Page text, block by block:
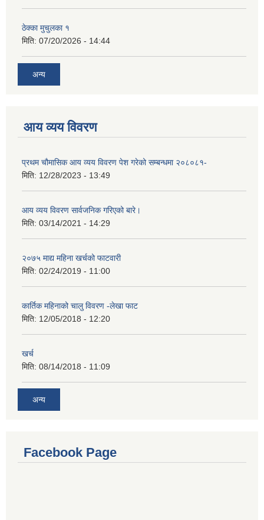
ठेक्का मुचुलका १
मिति: 07/20/2026 - 14:44
अन्य
आय व्यय विवरण
प्रथम चौमासिक आय व्यय विवरण पेश गरेको सम्बन्धमा २०८०८१-
मिति: 12/28/2023 - 13:49
आय व्यय विवरण सार्वजनिक गरिएको बारे।
मिति: 03/14/2021 - 14:29
२०७५ माद्य महिना खर्चको फाटवारी
मिति: 02/24/2019 - 11:00
कार्तिक महिनाको चालु विवरण -लेखा फाट
मिति: 12/05/2018 - 12:20
खर्च
मिति: 08/14/2018 - 11:09
अन्य
Facebook Page